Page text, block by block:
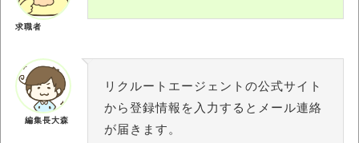
求職者
編集長大森
リクルートエージェントの公式サイト
から登録情報を入力するとメール連絡
が届きます。